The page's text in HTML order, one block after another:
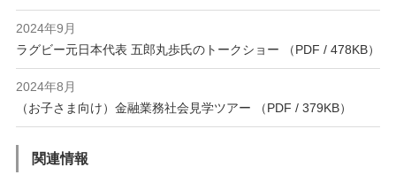
2024年9月
ラグビー元日本代表 五郎丸歩氏のトークショー （PDF / 478KB）
2024年8月
（お子さま向け）金融業務社会見学ツアー （PDF / 379KB）
関連情報